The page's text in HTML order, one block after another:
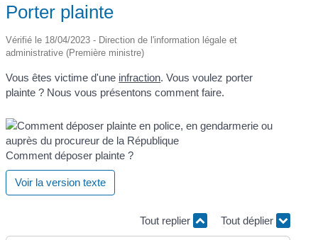
Porter plainte
Vérifié le 18/04/2023 - Direction de l'information légale et
administrative (Première ministre)
Vous êtes victime d'une infraction. Vous voulez porter
plainte ? Nous vous présentons comment faire.
Comment déposer plainte ?
Voir la version texte
Tout replier Tout déplier